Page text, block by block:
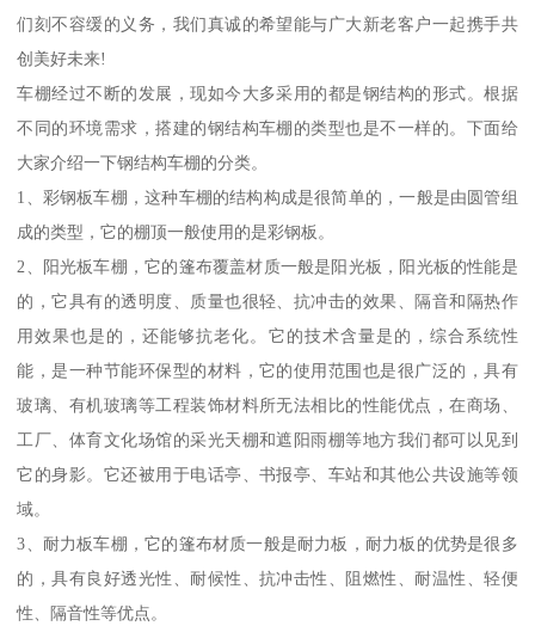
们刻不容缓的义务，我们真诚的希望能与广大新老客户一起携手共
创美好未来!
车棚经过不断的发展，现如今大多采用的都是钢结构的形式。根据
不同的环境需求，搭建的钢结构车棚的类型也是不一样的。下面给
大家介绍一下钢结构车棚的分类。
1、彩钢板车棚，这种车棚的结构构成是很简单的，一般是由圆管组
成的类型，它的棚顶一般使用的是彩钢板。
2、阳光板车棚，它的篷布覆盖材质一般是阳光板，阳光板的性能是
的，它具有的透明度、质量也很轻、抗冲击的效果、隔音和隔热作
用效果也是的，还能够抗老化。它的技术含量是的，综合系统性
能，是一种节能环保型的材料，它的使用范围也是很广泛的，具有
玻璃、有机玻璃等工程装饰材料所无法相比的性能优点，在商场、
工厂、体育文化场馆的采光天棚和遮阳雨棚等地方我们都可以见到
它的身影。它还被用于电话亭、书报亭、车站和其他公共设施等领
域。
3、耐力板车棚，它的篷布材质一般是耐力板，耐力板的优势是很多
的，具有良好透光性、耐候性、抗冲击性、阻燃性、耐温性、轻便
性、隔音性等优点。